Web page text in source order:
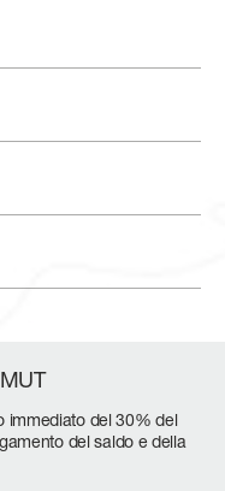
immediato del 30% del
del saldo e della